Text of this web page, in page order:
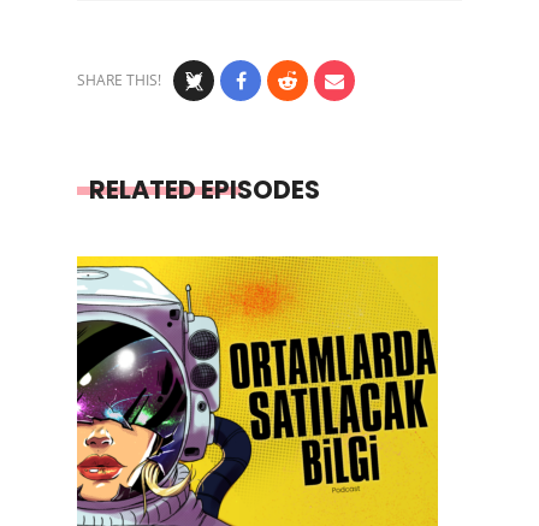
SHARE THIS!
RELATED EPISODES